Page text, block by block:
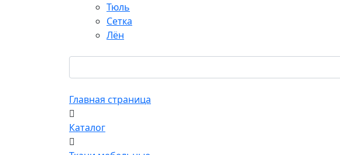
Тюль
Сетка
Лён
Главная страница
Каталог